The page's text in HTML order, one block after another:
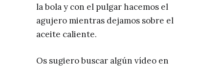
la bola y con el pulgar hacemos el
agujero mientras dejamos sobre el
aceite caliente.
Os sugiero buscar algún vídeo en